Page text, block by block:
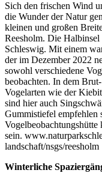
Sich den frischen Wind
die Wunder der Natur
kleinen und großen
Reesholm. Die
Schleswig. Mit einem
der im Dezember 2022
sowohl verschiedene
beobachten. In dem
Vogelarten wie der
sind hier auch
Gummistiefel empfehlen
sein.
landschaft/nsgs/reesholm
Winterliche